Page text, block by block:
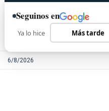
6/8/2026
Seguinos en
Ya lo hice Más tarde